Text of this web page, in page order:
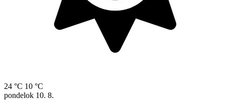
24 °C 10 °C
pondelok 10. 8.